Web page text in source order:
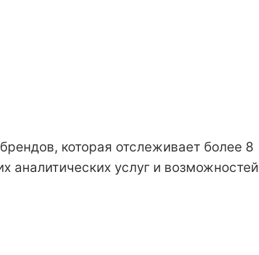
которая отслеживает более 8
аналитических услуг и возможностей